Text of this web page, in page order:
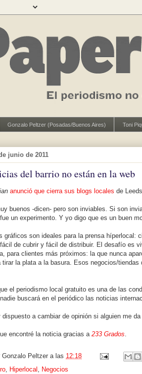
Gonzalo Peltzer (Posadas/Buenos Aires) Toni
junio de 2011
del barrio no están en la web
anunció que cierra sus blogs locales de
buenos -dicen- pero son inviables. Si son
un experimento. Y yo digo que es un buen
gráficos son ideales para la prensa híperlocal:
de cubrir y fácil de distribuir. El desafío es
para clientes más próximos: la que nunca
la plata a la basura. Esos negocios/tiendas
el periodismo local gratuito es una de las
buscará en el periódico las noticias
dispuesto a cambiar de opinión si alguien me
encontré la noticia gracias a 233 Grados.
Gonzalo Peltzer a las 12:18
, Hiperlocal , Negocios